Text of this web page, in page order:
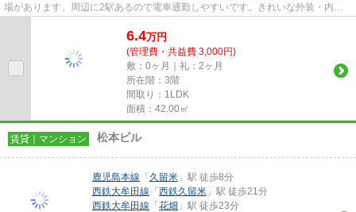
場があります。周辺に2駅あるので電車通勤しやすいです。きれいな外装・内装
がポイント。できるだけ早めに...
6.4万円
(管理費・共益費 3,000円)
敷：0ヶ月｜礼：2ヶ月
所在階：3階
間取り：1LDK
面積：42.00㎡
賃貸｜マンション 松本ビル
鹿児島本線 「久留米 」駅 徒歩8分
西鉄大牟田線 「西鉄久留米 」駅 徒歩21分
西鉄大牟田線 「花畑 」駅 徒歩23分